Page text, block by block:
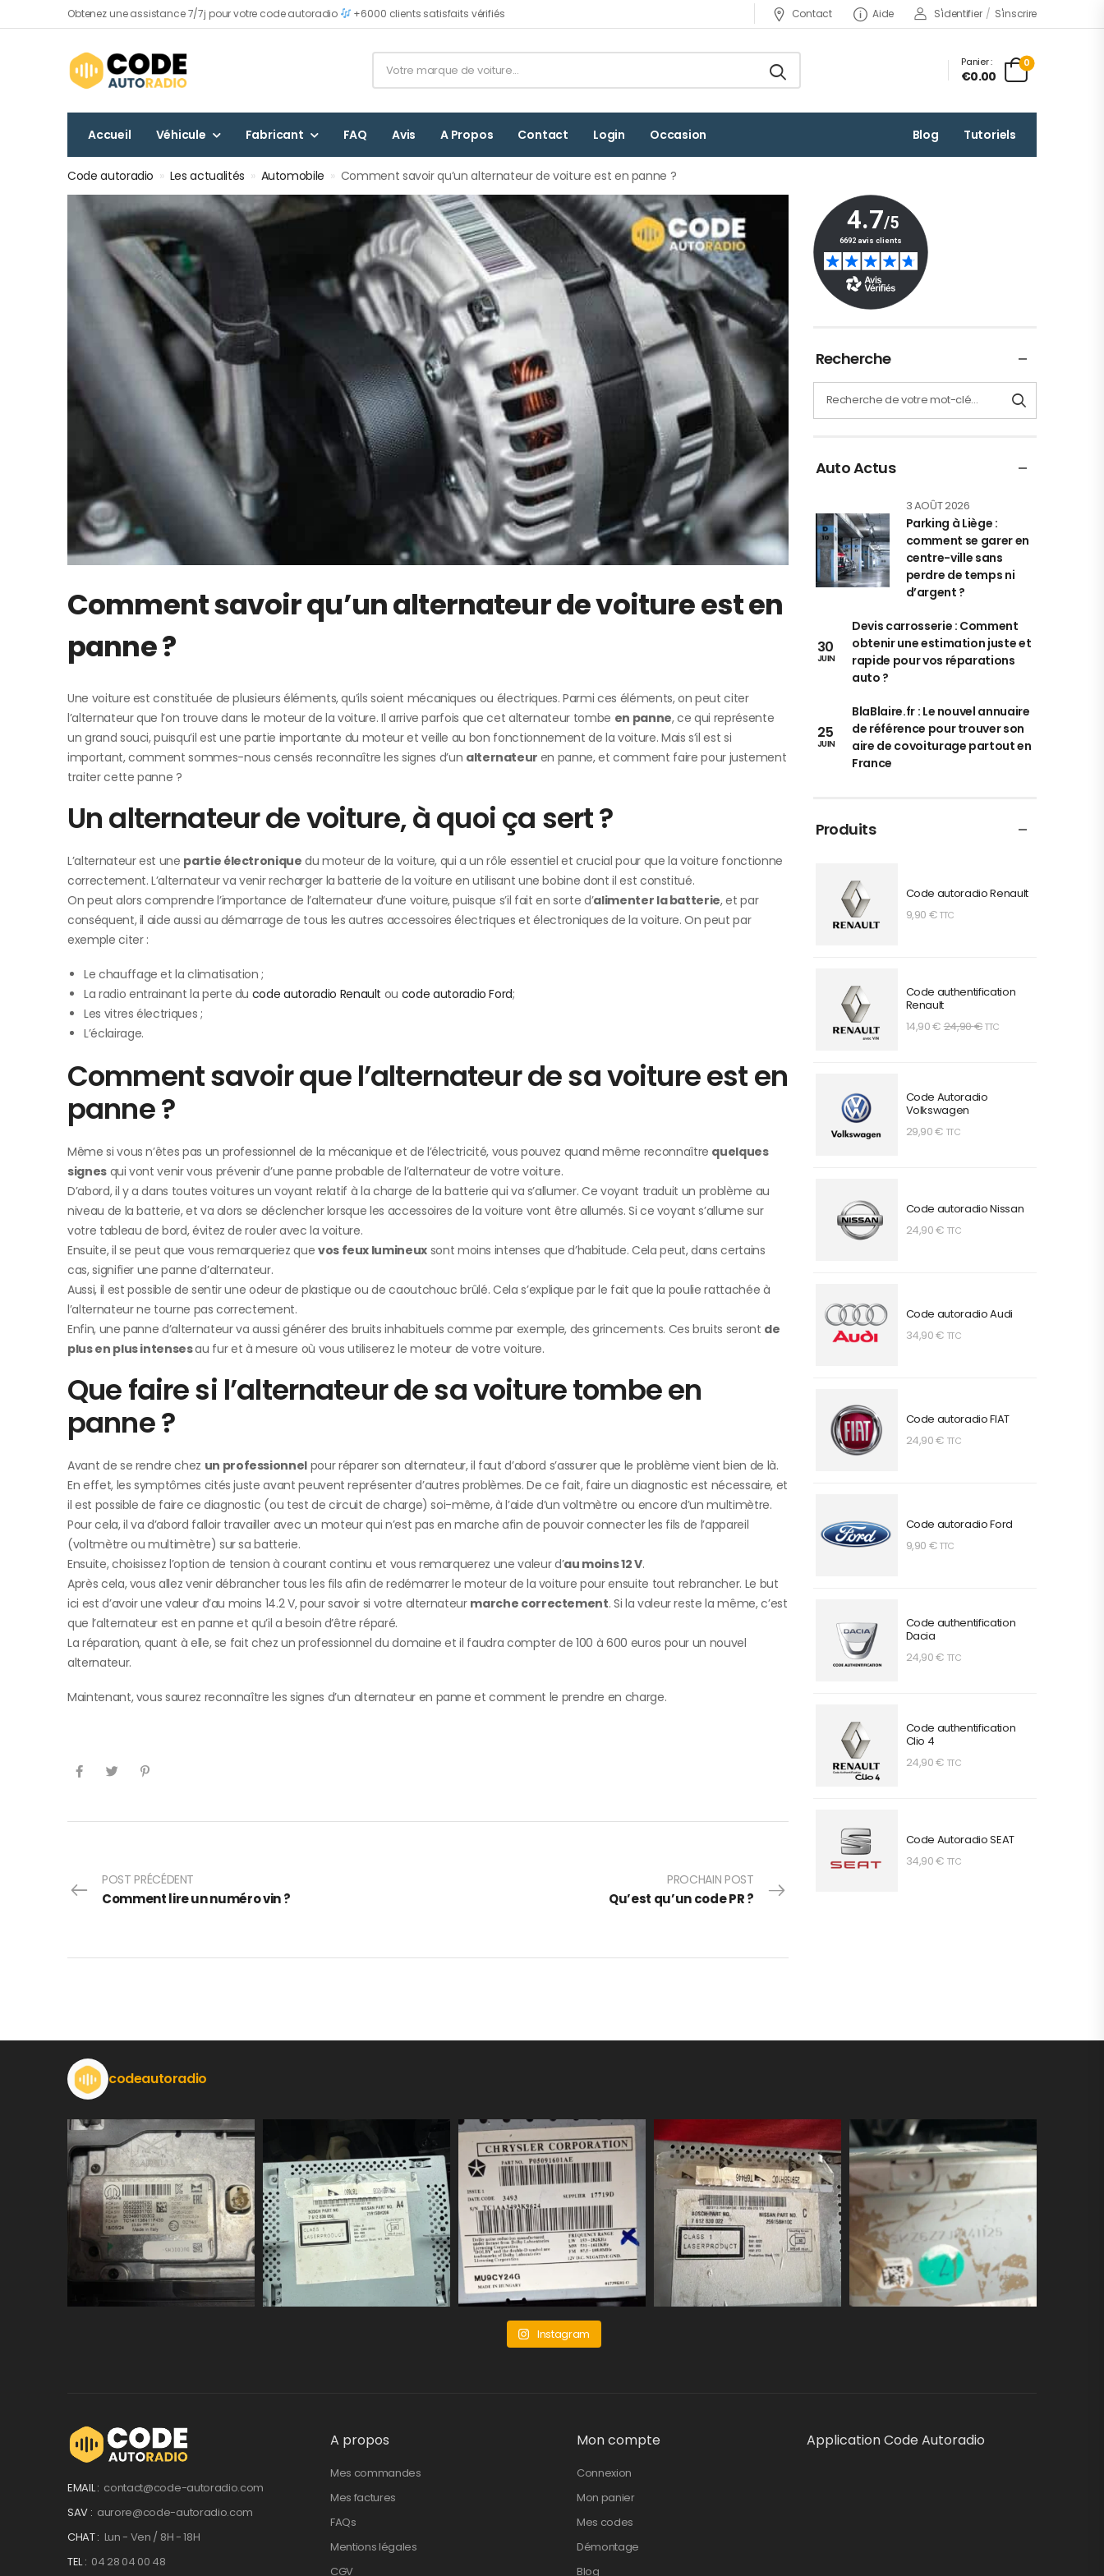
Obtenez une assistance 7/7j pour votre code autoradio +6000 clients satisfaits vérifiés Contact Aide S'identifier / S'inscrire
Panier :
€0.00
0
Accueil Véhicule Fabricant FAQ Avis A Propos Contact Login Occasion Blog Tutoriels
Code autoradio » Les actualités » Automobile » Comment savoir qu’un alternateur de voiture est en panne ?
Comment savoir qu’un alternateur de voiture est en
panne ?
Une voiture est constituée de plusieurs éléments, qu’ils soient mécaniques ou électriques. Parmi ces éléments, on peut citer
l’alternateur que l’on trouve dans le moteur de la voiture. Il arrive parfois que cet alternateur tombe en panne, ce qui représente
un grand souci, puisqu’il est une partie importante du moteur et veille au bon fonctionnement de la voiture. Mais s’il est si
important, comment sommes-nous censés reconnaître les signes d’un alternateur en panne, et comment faire pour justement
traiter cette panne ?
Un alternateur de voiture, à quoi ça sert ?
L’alternateur est une partie électronique du moteur de la voiture, qui a un rôle essentiel et crucial pour que la voiture fonctionne
correctement. L’alternateur va venir recharger la batterie de la voiture en utilisant une bobine dont il est constitué.
On peut alors comprendre l’importance de l’alternateur d’une voiture, puisque s’il fait en sorte d’alimenter la batterie, et par
conséquent, il aide aussi au démarrage de tous les autres accessoires électriques et électroniques de la voiture. On peut par
exemple citer :
Le chauffage et la climatisation ;
La radio entrainant la perte du code autoradio Renault ou code autoradio Ford;
Les vitres électriques ;
L’éclairage.
Comment savoir que l’alternateur de sa voiture est en
panne ?
Même si vous n’êtes pas un professionnel de la mécanique et de l’électricité, vous pouvez quand même reconnaître quelques
signesqui vont venir vous prévenir d’une panne probable de l’alternateur de votre voiture.
D’abord, il y a dans toutes voitures un voyant relatif à la charge de la batterie qui va s’allumer. Ce voyant traduit un problème au
niveau de la batterie, et va alors se déclencher lorsque les accessoires de la voiture vont être allumés. Si ce voyant s’allume sur
votre tableau de bord, évitez de rouler avec la voiture.
Ensuite, il se peut que vous remarqueriez que vos feux lumineuxsont moins intenses que d’habitude. Cela peut, dans certains
cas, signifier une panne d’alternateur.
Aussi, il est possible de sentir une odeur de plastique ou de caoutchouc brûlé. Cela s’explique par le fait que la poulie rattachée à
l’alternateur ne tourne pas correctement.
Enfin, une panne d’alternateur va aussi générer des bruits inhabituels comme par exemple, des grincements. Ces bruits seront de
plus en plus intensesau fur et à mesure où vous utiliserez le moteur de votre voiture.
Que faire si l’alternateur de sa voiture tombe en
panne ?
Avant de se rendre chez un professionnel pour réparer son alternateur, il faut d’abord s’assurer que le problème vient bien de là.
En effet, les symptômes cités juste avant peuvent représenter d’autres problèmes. De ce fait, faire un diagnostic est nécessaire, et
il est possible de faire ce diagnostic (ou test de circuit de charge) soi-même, à l’aide d’un voltmètre ou encore d’un multimètre.
Pour cela, il va d’abord falloir travailler avec un moteur qui n’est pas en marche afin de pouvoir connecter les fils de l’appareil
(voltmètre ou multimètre) sur sa batterie.
Ensuite, choisissez l’option de tension à courant continu et vous remarquerez une valeur d’au moins 12 V.
Après cela, vous allez venir débrancher tous les fils afin de redémarrer le moteur de la voiture pour ensuite tout rebrancher. Le but
ici est d’avoir une valeur d’au moins 14.2 V, pour savoir si votre alternateur marche correctement. Si la valeur reste la même, c’est
que l’alternateur est en panne et qu’il a besoin d’être réparé.
La réparation, quant à elle, se fait chez un professionnel du domaine et il faudra compter de 100 à 600 euros pour un nouvel
alternateur.
Maintenant, vous saurez reconnaître les signes d’un alternateur en panne et comment le prendre en charge.
POST PRÉCÉDENT
Comment lire un numéro vin ?
PROCHAIN POST
Qu’est qu’un code PR ?
Recherche
Auto Actus
3 AOÛT 2026
Parking à Liège :
comment se garer en
centre-ville sans
perdre de temps ni
d’argent ?
30
JUIN
Devis carrosserie : Comment
obtenir une estimation juste et
rapide pour vos réparations
auto ?
25
JUIN
BlaBlaire.fr : Le nouvel annuaire
de référence pour trouver son
aire de covoiturage partout en
France
Produits
Code autoradio Renault
9,90 € TTC
Code authentification
Renault
14,90€24,90€TTC
Code Autoradio
Volkswagen
29,90€ TTC
Code autoradio Nissan
24,90€ TTC
Code autoradio Audi
34,90€ TTC
Code autoradio FIAT
24,90€ TTC
Code autoradio Ford
9,90 € TTC
Code authentification
Dacia
24,90€ TTC
Code authentification
Clio 4
24,90€ TTC
Code Autoradio SEAT
34,90€ TTC
codeautoradio
Instagram
EMAIL : contact@code-autoradio.com
SAV : aurore@code-autoradio.com
CHAT : Lun - Ven / 8H - 18H
TEL : 04 28 04 00 48
A propos
Mes commandes
Mes factures
FAQs
Mentions légales
CGV
Mon compte
Connexion
Mon panier
Mes codes
Démontage
Blog
Application Code Autoradio